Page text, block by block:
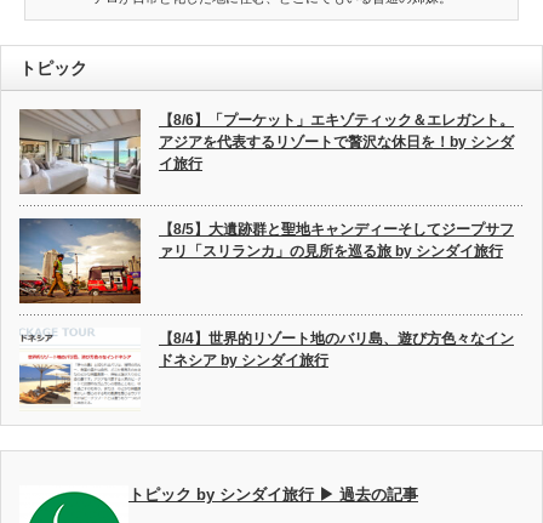
トピック
【8/6】「プーケット」エキゾティック＆エレガント。
アジアを代表するリゾートで贅沢な休日を！by シンダ
イ旅行
【8/5】大遺跡群と聖地キャンディーそしてジープサフ
ァリ「スリランカ」の見所を巡る旅 by シンダイ旅行
【8/4】世界的リゾート地のバリ島、遊び方色々なイン
ドネシア by シンダイ旅行
トピック by シンダイ旅行 ▶ 過去の記事